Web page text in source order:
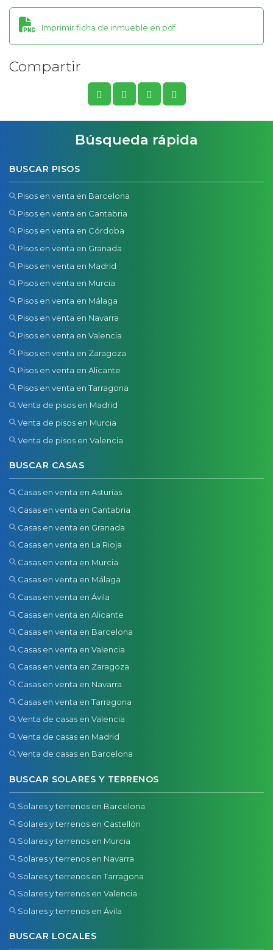
Imprimir ficha de inmueble en pdf
Compartir
Búsqueda rápida
BUSCAR PISOS
Pisos en venta en Barcelona
Pisos en venta en Cantabria
Pisos en venta en Córdoba
Pisos en venta en Granada
Pisos en venta en Madrid
Pisos en venta en Murcia
Pisos en venta en Málaga
Pisos en venta en Navarra
Pisos en venta en Valencia
Pisos en venta en Zaragoza
Pisos en venta en Alicante
Pisos en venta en Tarragona
Venta de pisos en Madrid
Venta de pisos en Murcia
Venta de pisos en Valencia
BUSCAR CASAS
Casas en venta en Asturias
Casas en venta en Cantabria
Casas en venta en Granada
Casas en venta en La Rioja
Casas en venta en Murcia
Casas en venta en Málaga
Casas en venta en Ávila
Casas en venta en Alicante
Casas en venta en Barcelona
Casas en venta en Valencia
Casas en venta en Zaragoza
Casas en venta en Navarra
Casas en venta en Tarragona
Venta de casas en Valencia
Venta de casas en Madrid
Venta de casas en Barcelona
BUSCAR SOLARES Y TERRENOS
Solares y terrenos en Barcelona
Solares y terrenos en Castellón
Solares y terrenos en Murcia
Solares y terrenos en Navarra
Solares y terrenos en Tarragona
Solares y terrenos en Valencia
Solares y terrenos en Ávila
BUSCAR LOCALES